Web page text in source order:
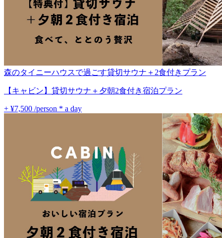
森のタイニーハウスで過ごす貸切サウナ＋2食付きプラン
【キャビン】貸切サウナ＋夕朝2食付き宿泊プラン
+ ¥7,500 /person * a day